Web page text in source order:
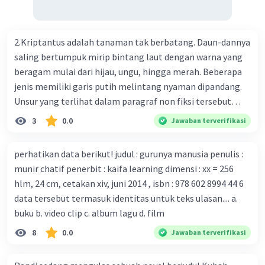
bersama sejumlah perusahaan biotek dan vaksin.
Beberapa waktu lalu, Kepala Laboratorium Identifikasi
Virus dari Institut Peter Doherty untuk Infeksi dan
kekebalan, Melbourne, Julian Druce, menyatakan mereka
mengembangkan virus Corona versi laboratorium dari
tubuh pasien yang terinfeksi untuk uji coba. Tanggapan
yang sesuai dengan berita tersebut adalah ... A.
serangan virus Corona dengan menemukan vaksin virus
tersebut. B. Para ilmuan perlu segera mempelajari virus
corona yang menjadi masalah besar bagi kesehatan dunia
karena persebarannya sangat cepat. C. Masyarakat perlu
mawas diri dan menjaga kesehatan dalam menghadapi
serangan virus corona yang mulai menyebar di Indonesia,
D. Virus corona menjadi masalah besar bagi kesehatan
2.Kriptantus adalah tanaman tak berbatang. Daun-dannya
saling bertumpuk mirip bintang laut dengan warna yang
beragam mulai dari hijau, ungu, hingga merah. Beberapa
jenis memiliki garis putih melintang nyaman dipandang.
Unsur yang terlihat dalam paragraf non fiksi tersebut
adalah... A. cara menyajikan isi buku B. bahasa yang
digunakan C. tokoh dan penokohan D. penyajian alur cerita
3 0.0 Jawaban terverifikasi
perhatikan data berikut! judul : gurunya manusia penulis :
munir chatif penerbit : kaifa learning dimensi : xx = 256
hlm, 24 cm, cetakan xiv, juni 2014 , isbn : 978 602 8994 44 6
data tersebut termasuk identitas untuk teks ulasan.... a.
buku b. video clip c. album lagu d. film
8 0.0 Jawaban terverifikasi